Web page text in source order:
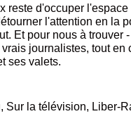
reste d'occuper l'espace
l'attention en la
Et pour nous à trouver
journalistes, tout en
ses valets.
Sur la télévision, Liber-